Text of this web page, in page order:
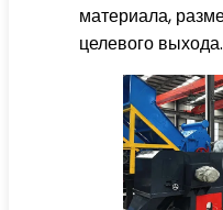
материала,
целевого выхода.